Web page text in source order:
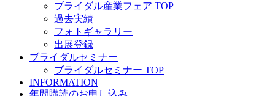
ブライダル産業フェア TOP
過去実績
フォトギャラリー
出展登録
ブライダルセミナー
ブライダルセミナー TOP
INFORMATION